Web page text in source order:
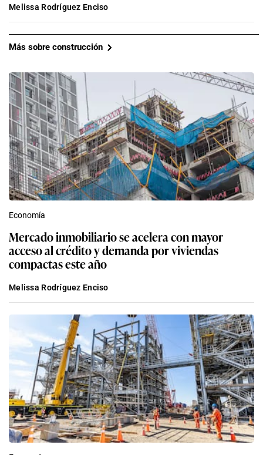
Melissa Rodríguez Enciso
Más sobre construcción
Economía
Mercado inmobiliario se acelera con mayor
acceso al crédito y demanda por viviendas
compactas este año
Melissa Rodríguez Enciso